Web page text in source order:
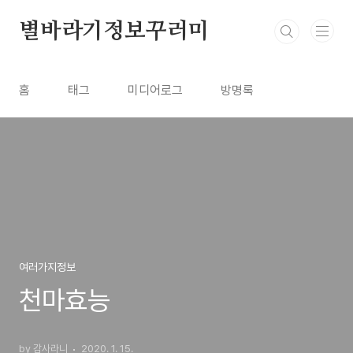
별바라기정보꾸러미
홈 태그 미디어로그 방명록
여러가지정보
천마효능
by 감사라니 2020. 1. 15.